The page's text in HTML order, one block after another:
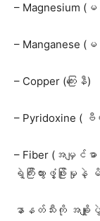
–
– Manganese (
– Copper (ကြေးနီ)
– Pyridoxine (
– Fiber (အမျှင်ဓာ
ရဲ့ကြီးထွားဖွံ့ဖြိုးမှု
နာနတ်သီးကို အချိူ